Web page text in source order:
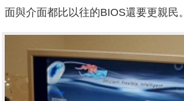
面與介面都比以往的BIOS還要更親民。